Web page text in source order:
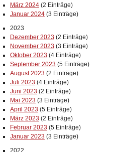
März 2024 (2 Einträge)
Januar 2024 (3 Einträge)
2023
Dezember 2023 (2 Einträge)
November 2023 (3 Einträge)
Oktober 2023 (4 Einträge)
September 2023 (5 Einträge)
August 2023 (2 Einträge)
Juli 2023 (4 Einträge)
Juni 2023 (2 Einträge)
Mai 2023 (3 Einträge)
April 2023 (5 Einträge)
März 2023 (2 Einträge)
Februar 2023 (5 Einträge)
Januar 2023 (3 Einträge)
2022